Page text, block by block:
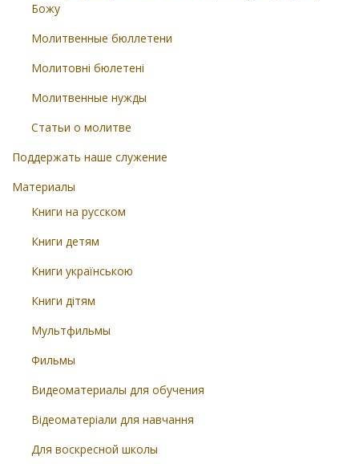
Божу
Молитвенные бюллетени
Молитовні бюлетені
Молитвенные нужды
Статьи о молитве
Поддержать наше служение
Материалы
Книги на русском
Книги детям
Книги українською
Книги дітям
Мультфильмы
Фильмы
Видеоматериалы для обучения
Відеоматеріали для навчання
Для воскресной школы